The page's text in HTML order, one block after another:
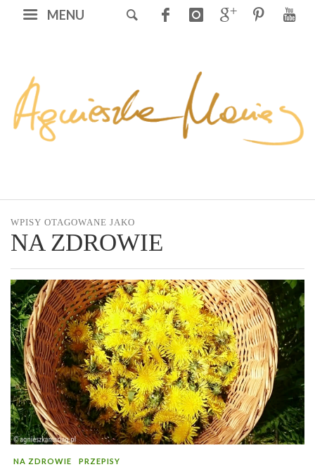
MENU
WPISY OTAGOWANE JAKO
NA ZDROWIE
NA ZDROWIE PRZEPISY